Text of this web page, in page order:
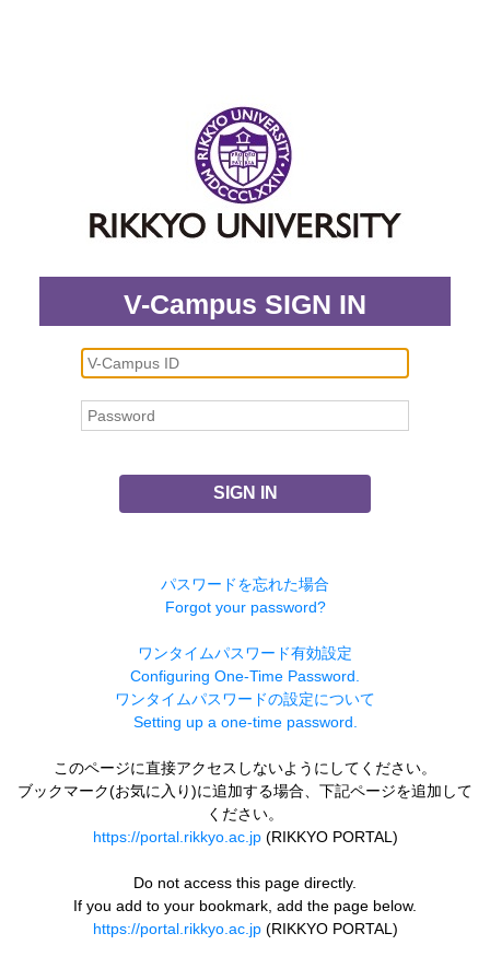
V-Campus SIGN IN
SIGN IN
パスワードを忘れた場合
Forgot your password?
ワンタイムパスワード有効設定
Configuring One-Time Password.
ワンタイムパスワードの設定について
Setting up a one-time password.
このページに直接アクセスしないようにしてください。
ブックマーク(お気に入り)に追加する場合、下記ページを追加して
ください。
https://portal.rikkyo.ac.jp(RIKKYO PORTAL)
Do not access this page directly.
If you add to your bookmark, add the page below.
https://portal.rikkyo.ac.jp(RIKKYO PORTAL)